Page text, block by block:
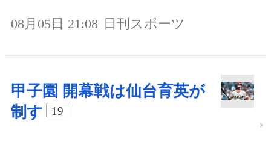
08月05日 21:08 日刊スポーツ
甲子園 開幕戦は仙台育英が
制す
19